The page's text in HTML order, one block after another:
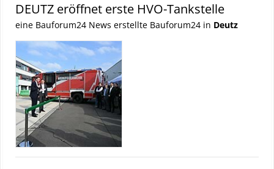
DEUTZ eröffnet erste HVO-Tankstelle
eine Bauforum24 News erstellte Bauforum24 in Deutz